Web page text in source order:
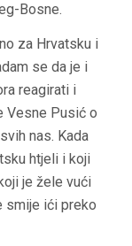
Bosne.
za Hrvatsku i
se da je i
reagirati i
Vesne Pusić o
nas. Kada
htjeli i koji
je žele vući
smije ići preko